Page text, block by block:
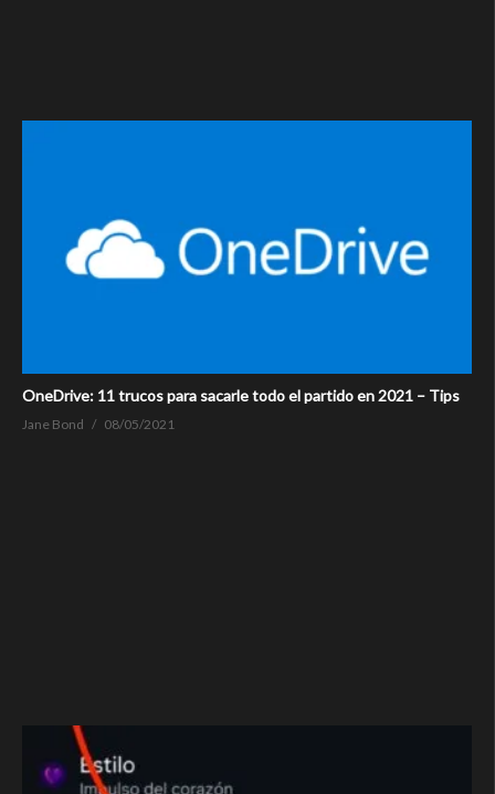
OneDrive: 11 trucos para sacarle todo el partido en 2021 – Tips
Jane Bond 08/05/2021